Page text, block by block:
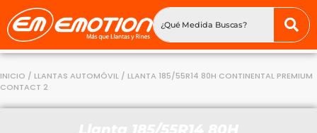
INICIO / LLANTAS AUTOMÓVIL / LLANTA 185/55R14 80H CONTINENTAL PREMIUM
CONTACT 2